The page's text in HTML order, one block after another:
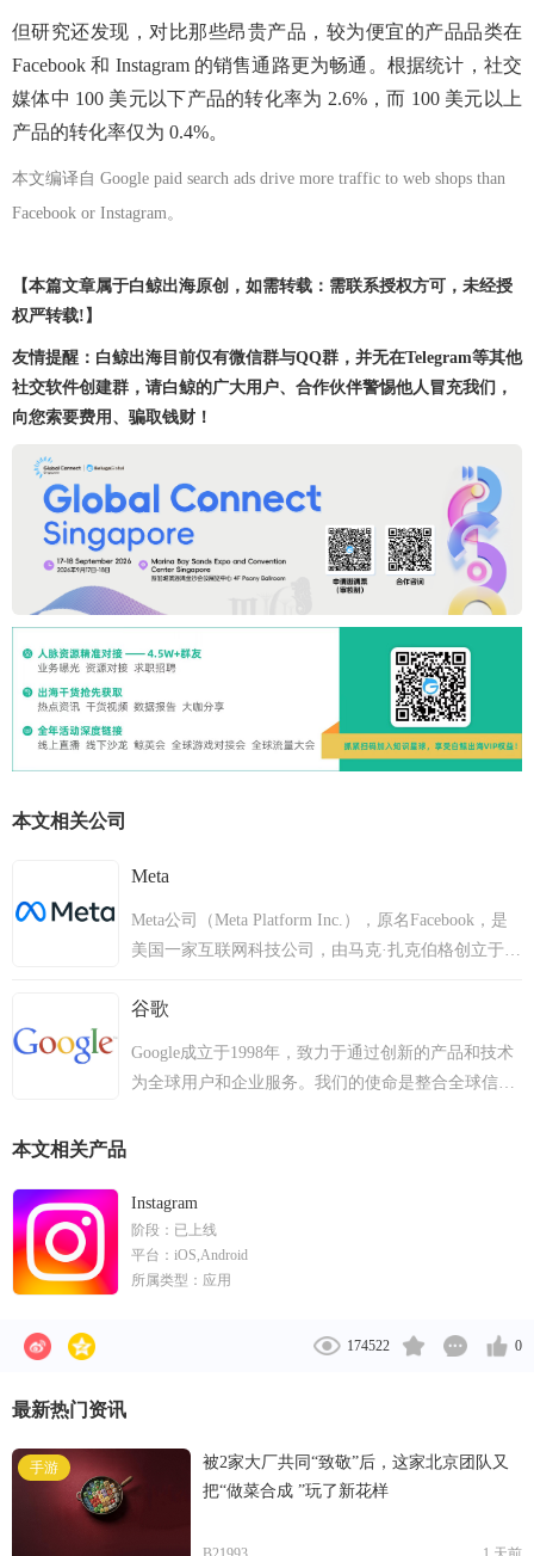
但研究还发现，对比那些昂贵产品，较为便宜的产品品类在
Facebook 和 Instagram 的销售通路更为畅通。根据统计，社交
媒体中 100 美元以下产品的转化率为 2.6%，而 100 美元以上
产品的转化率仅为 0.4%。
本文编译自 Google paid search ads drive more traffic to web shops than
Facebook or Instagram。
【本篇文章属于白鲸出海原创，如需转载：需联系授权方可，未经授
权严转载!】
友情提醒：白鲸出海目前仅有微信群与QQ群，并无在Telegram等其他
社交软件创建群，请白鲸的广大用户、合作伙伴警惕他人冒充我们，
向您索要费用、骗取钱财！
本文相关公司
Meta
Meta公司（Meta Platform Inc.），原名Facebook，是
美国一家互联网科技公司，由马克·扎克伯格创立于
宙等产品。总部位于美国加利福尼亚州门洛帕克。
2012年3月6日，Facebook发布Windows版桌面聊天软
件Facebook Messenger；5月，Facebook通过首次公开
音箱“Portal”。2019年9月，Facebook与阿里巴巴、
Twitter和Uber共同成立Presto基金会，用于大规模分布
式数据处理。2020年~2022年，Facebook陆续收购多家
谷歌
Google成立于1998年，致力于通过创新的产品和技术
为全球用户和企业服务。我们的使命是整合全球信
本文相关产品
Instagram
阶段： 已上线
平台： iOS,Android
所属类型： 应用
174522 0
最新热门资讯
手游
被2家大厂共同“致敬”后，这家北京团队又
把“做菜合成 ”玩了新花样